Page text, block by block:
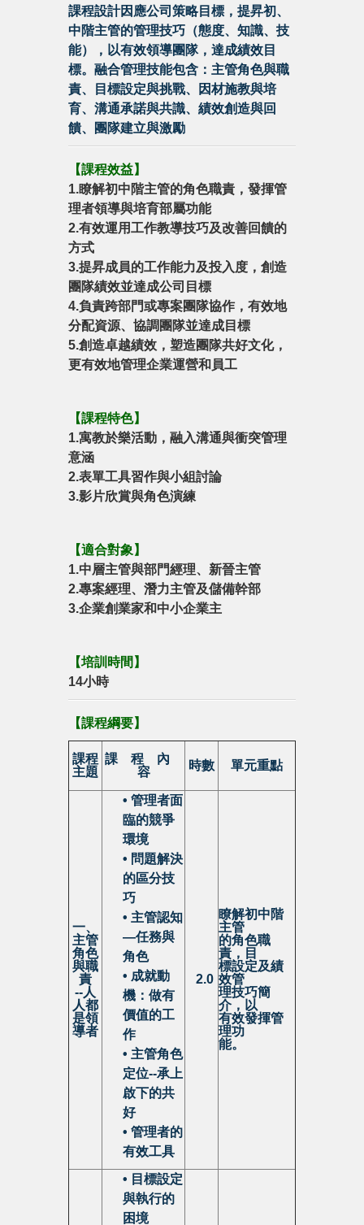
課程設計因應公司策略目標，提昇初、
中階主管的管理技巧（態度、知識、技
能），以有效領導團隊，達成績效目
標。融合管理技能包含：主管角色與職
責、目標設定與挑戰、因材施教與培
育、溝通承諾與共識、績效創造與回
饋、團隊建立與激勵
【課程效益】
1.瞭解初中階主管的角色職責，發揮管
理者領導與培育部屬功能
2.有效運用工作教導技巧及改善回饋的
方式
3.提昇成員的工作能力及投入度，創造
團隊績效並達成公司目標
4.負責跨部門或專案團隊協作，有效地
分配資源、協調團隊並達成目標
5.創造卓越績效，塑造團隊共好文化，
更有效地管理企業運營和員工
【課程特色】
1.寓教於樂活動，融入溝通與衝突管理
意涵
2.表單工具習作與小組討論
3.影片欣賞與角色演練
【適合對象 】
1.中層主管與部門經理、新晉主管
2.專案經理、潛力主管及儲備幹部
3.企業創業家和中小企業主
【培訓時間】
14小時
【課程綱要】
課程
主題
課 程 內
容
時數 單元重點
一、
主管
角色
與職
責
--人
人都
是領
導者
• 管理者面
臨的競爭
環境
• 問題解決
的區分技
巧
• 主管認知
—任務與
角色
• 成就動
機：做有
價值的工
作
• 主管角色
定位--承上
啟下的共
好
• 管理者的
有效工具
2.0
瞭解初中階
主管
的角色職
責，目
標設定及績
效管
理技巧簡
介，以
有效發揮管
理功
能。
• 目標設定
與執行的
困境